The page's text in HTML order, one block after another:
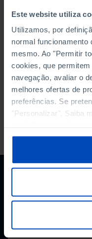
Este website utiliza
Utilizamos, por
normal funcionamento
mesmo. Ao "Permitir
cookies, que
navegação, avaliar o
melhores ofertas de
preferências. Se
"Personalizar". Saiba
RELACIONADOS
Desempregados inscritos
(média anual): total e por
A carregar
A PORDATA É UM
SANTOS.
SUBSCREVER A
FUNDAÇÃO
E-MAIL